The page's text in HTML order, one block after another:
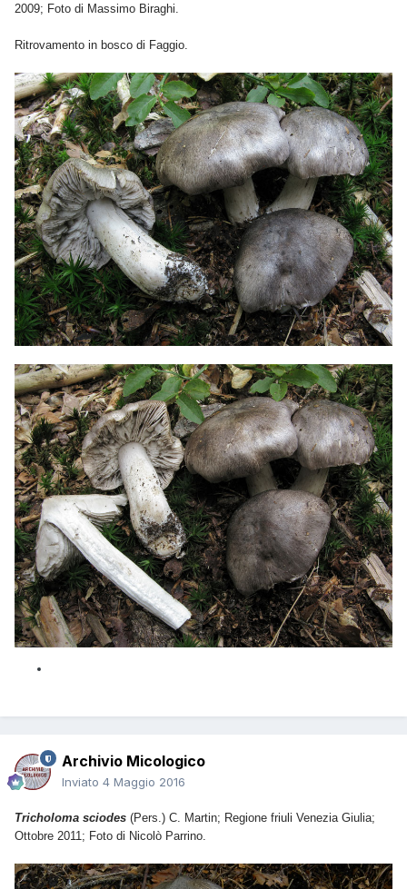
2009; Foto di Massimo Biraghi.
Ritrovamento in bosco di Faggio.
Archivio Micologico
Inviato 4 Maggio 2016
Tricholoma sciodes (Pers.) C. Martin; Regione friuli Venezia Giulia;
Ottobre 2011; Foto di Nicolò Parrino.